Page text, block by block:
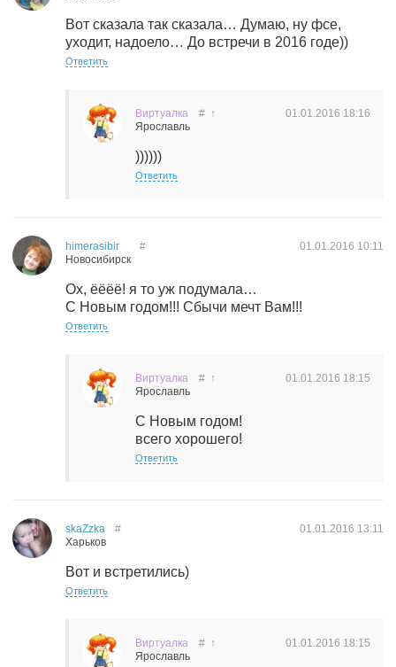
Вот сказала так сказала… Думаю, ну фсе,
уходит, надоело… До встречи в 2016 годе))
Ответить
Виртуалка
Ярославль
01.01.2016 18:16
# ↑
))))))
Ответить
himerasibir
Новосибирск
01.01.2016 10:11
#
Ох, ёёёё! я то уж подумала…
С Новым годом!!! Сбычи мечт Вам!!!
Ответить
Виртуалка
Ярославль
01.01.2016 18:15
# ↑
С Новым годом!
всего хорошего!
Ответить
skaZzka
Харьков
01.01.2016 13:11
#
Вот и встретились)
Ответить
Виртуалка
Ярославль
01.01.2016 18:15
# ↑